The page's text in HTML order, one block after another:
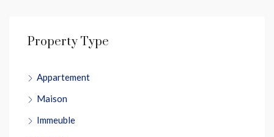
Property Type
Appartement
Maison
Immeuble